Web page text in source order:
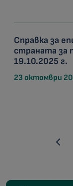
Справка за
страната за
19.10.2025 г.
23 октомври